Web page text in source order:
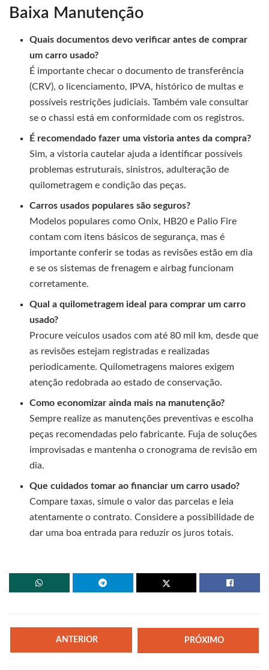
Baixa Manutenção
Quais documentos devo verificar antes de comprar
um carro usado?
É importante checar o documento de transferência
(CRV), o licenciamento, IPVA, histórico de multas e
possíveis restrições judiciais. Também vale consultar
se o chassi está em conformidade com os registros.
É recomendado fazer uma vistoria antes da compra?
Sim, a vistoria cautelar ajuda a identificar possíveis
problemas estruturais, sinistros, adulteração de
quilometragem e condição das peças.
Carros usados populares são seguros?
Modelos populares como Onix, HB20 e Palio Fire
contam com itens básicos de segurança, mas é
importante conferir se todas as revisões estão em dia
e se os sistemas de frenagem e airbag funcionam
corretamente.
Qual a quilometragem ideal para comprar um carro
usado?
Procure veículos usados com até 80 mil km, desde que
as revisões estejam registradas e realizadas
periodicamente. Quilometragens maiores exigem
atenção redobrada ao estado de conservação.
Como economizar ainda mais na manutenção?
Sempre realize as manutenções preventivas e escolha
peças recomendadas pelo fabricante. Fuja de soluções
improvisadas e mantenha o cronograma de revisão em
dia.
Que cuidados tomar ao financiar um carro usado?
Compare taxas, simule o valor das parcelas e leia
atentamente o contrato. Considere a possibilidade de
dar uma boa entrada para reduzir os juros totais.
ANTERIOR PRÓXIMO